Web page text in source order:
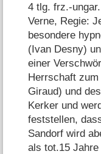
4 tlg. frz.-
Verne, Regie:
besondere
(Ivan Desny)
einer
Herrschaft
Giraud) und
Kerker und
feststellen,
Sandorf wird
als tot.15